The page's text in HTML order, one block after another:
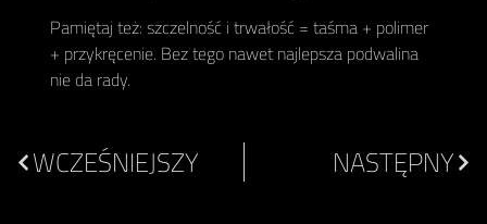
Pamiętaj też: szczelność i trwałość = taśma + polimer
+ przykręcenie. Bez tego nawet najlepsza podwalina
nie da rady.
WCZEŚNIEJSZY NASTĘPNY